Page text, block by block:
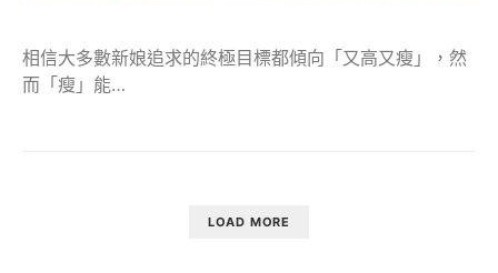
相信大多數新娘追求的終極目標都傾向「又高又瘦」，然
而「瘦」能…
LOAD MORE